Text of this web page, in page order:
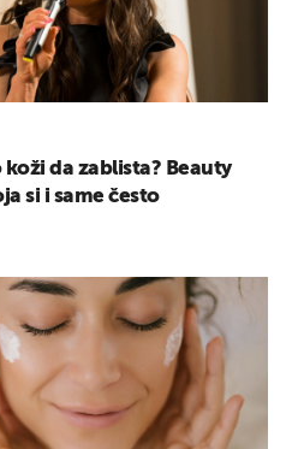
da zablista? Beauty
si i same često